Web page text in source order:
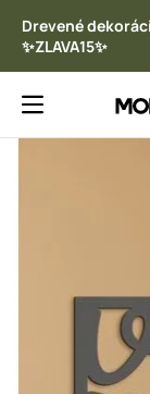
Drevené
✨ZLAVA15✨